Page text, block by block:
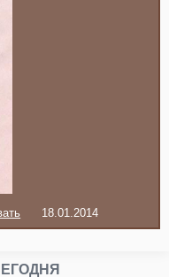
18.01.2014